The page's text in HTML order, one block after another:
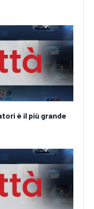
è il più grande